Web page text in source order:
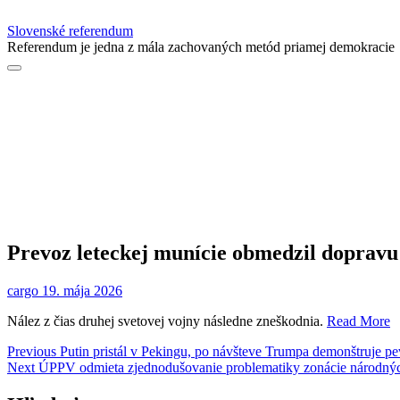
Slovenské referendum
Referendum je jedna z mála zachovaných metód priamej demokracie
Prevoz leteckej munície obmedzil
cargo 19. mája 2026
Nález z čias druhej svetovej vojny následne zneškodnia. Read More
Navigácia
v
Previous Previous
post:
Putin pristál v Pekingu, po návšteve Trumpa demonštruje
Next Next
ÚPPV odmieta zjednodušovanie problematiky zonácie